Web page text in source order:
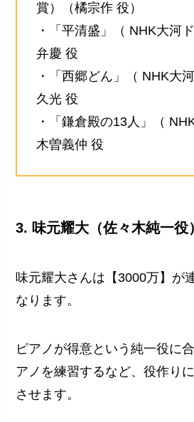
賞）（橘宗作 役）
・「平清盛」（ NHK大河
弁慶 役
・「西郷どん」（ NHK大
久光 役
・「鎌倉殿の13人」（
木曽義仲 役
3. 味元耀大（佐々木純一役
味元耀大さんは【3000万】が
なります。
ピアノが得意という純一役に
アノを練習するなど、役作り
させます。